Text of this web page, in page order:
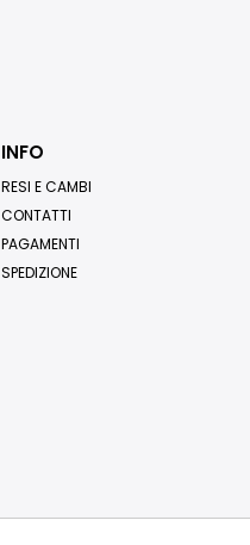
INFO
RESI E CAMBI
CONTATTI
PAGAMENTI
SPEDIZIONE